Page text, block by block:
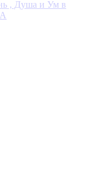
, Душа и Ум в